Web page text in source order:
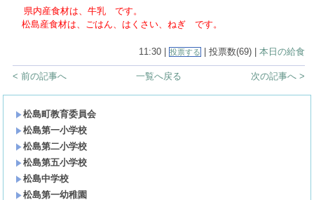
県内産食材は、牛乳 です。
松島産食材は、ごはん、はくさい、ねぎ です。
11:30 | 投票する | 投票数(69) | 本日の給食
< 前の記事へ 次の記事へ >
一覧へ戻る
松島町教育委員会
松島第一小学校
松島第二小学校
松島第五小学校
松島中学校
松島第一幼稚園